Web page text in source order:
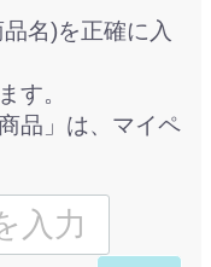
名)を正確に入
す。
品」は、マイペ